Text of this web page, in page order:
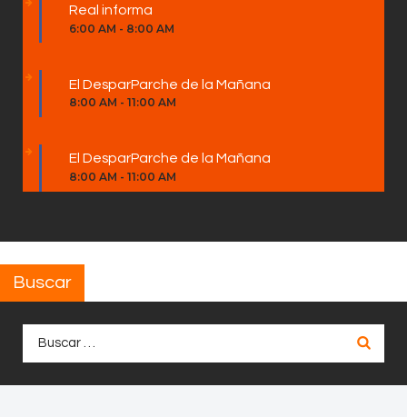
Real informa
6:00 AM - 8:00 AM
El DesparParche de la Mañana
8:00 AM - 11:00 AM
El DesparParche de la Mañana
8:00 AM - 11:00 AM
Buscar